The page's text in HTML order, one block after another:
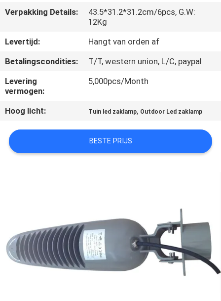
CONTACTEER
VERZOEK
OM EEN
CITAAT
PRIVACY
Verpakking Details:
43.5*31.2*31.2cm/6pcs, G.W:
12Kg
Levertijd:
Hangt van orden af
Betalingscondities:
T/T, western union, L/C, paypal
Levering
vermogen:
5,000pcs/Month
Hoog licht: Tuin led zaklamp, Outdoor Led zaklamp
BESTE PRIJS